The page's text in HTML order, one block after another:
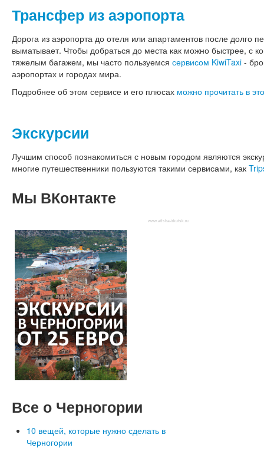
Трансфер из аэропорта
Дорога из аэропорта до отеля или апартаментов после долго
выматывает. Чтобы добраться до места как можно быстрее, с
тяжелым багажем, мы часто пользуемся сервисом KiwiTaxi -
аэропортах и городах мира.
Подробнее об этом сервисе и его плюсах можно прочитать в
Экскурсии
Лучшим способ познакомиться с новым городом являются
многие путешественники пользуются такими сервисами, как
Мы ВКонтакте
www.afisha-irkutsk.ru
Все о Черногории
10 вещей, которые нужно сделать в
Черногории